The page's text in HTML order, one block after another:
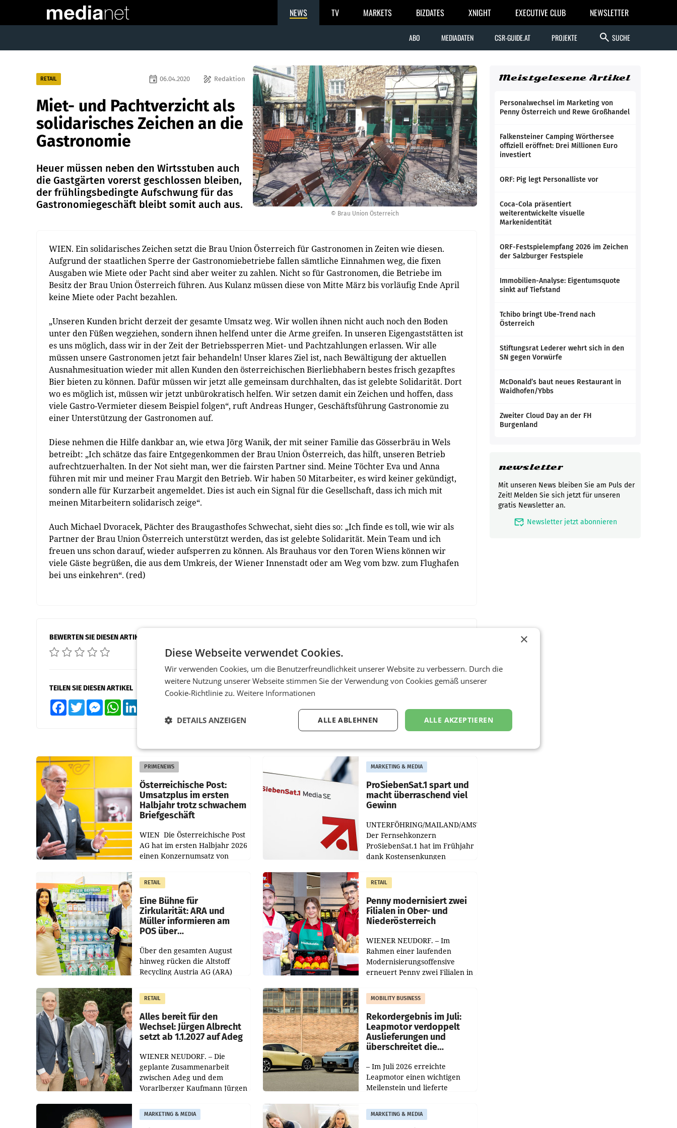
NEWS TV MARKETS BIZDATES XNIGHT EXECUTIVE CLUB NEWSLETTER
ABO MEDIADATEN CSR-GUIDE.AT PROJEKTE search SUCHE
© Brau Union Österreich
RETAIL draw Redaktion
event 06.04.2020
Miet- und Pachtverzicht als
solidarisches Zeichen an die
Gastronomie
Heuer müssen neben den Wirtsstuben auch
die Gastgärten vorerst geschlossen bleiben,
der frühlingsbedingte Aufschwung für das
Gastronomiegeschäft bleibt somit auch aus.
WIEN. Ein solidarisches Zeichen setzt die Brau Union Österreich für Gastronomen in Zeiten wie diesen.
Aufgrund der staatlichen Sperre der Gastronomiebetriebe fallen sämtliche Einnahmen weg, die fixen
Ausgaben wie Miete oder Pacht sind aber weiter zu zahlen. Nicht so für Gastronomen, die Betriebe im
Besitz der Brau Union Österreich führen. Aus Kulanz müssen diese von Mitte März bis vorläufig Ende April
keine Miete oder Pacht bezahlen.
„Unseren Kunden bricht derzeit der gesamte Umsatz weg. Wir wollen ihnen nicht auch noch den Boden
unter den Füßen wegziehen, sondern ihnen helfend unter die Arme greifen. In unseren Eigengaststätten ist
es uns möglich, dass wir in der Zeit der Betriebssperren Miet- und Pachtzahlungen erlassen. Wir alle
müssen unsere Gastronomen jetzt fair behandeln! Unser klares Ziel ist, nach Bewältigung der aktuellen
Ausnahmesituation wieder mit allen Kunden den österreichischen Bierliebhabern bestes frisch gezapftes
Bier bieten zu können. Dafür müssen wir jetzt alle gemeinsam durchhalten, das ist gelebte Solidarität. Dort
wo es möglich ist, müssen wir jetzt unbürokratisch helfen. Wir setzen damit ein Zeichen und hoffen, dass
viele Gastro-Vermieter diesem Beispiel folgen“, ruft Andreas Hunger, Geschäftsführung Gastronomie zu
einer Unterstützung der Gastronomen auf.
Diese nehmen die Hilfe dankbar an, wie etwa Jörg Wanik, der mit seiner Familie das Gösserbräu in Wels
betreibt: „Ich schätze das faire Entgegenkommen der Brau Union Österreich, das hilft, unseren Betrieb
aufrechtzuerhalten. In der Not sieht man, wer die fairsten Partner sind. Meine Töchter Eva und Anna
führen mit mir und meiner Frau Margit den Betrieb. Wir haben 50 Mitarbeiter, es wird keiner gekündigt,
sondern alle für Kurzarbeit angemeldet. Dies ist auch ein Signal für die Gesellschaft, dass ich mich mit
meinen Mitarbeitern solidarisch zeige“.
Auch Michael Dvoracek, Pächter des Braugasthofes Schwechat, sieht dies so: „Ich finde es toll, wie wir als
Partner der Brau Union Österreich unterstützt werden, das ist gelebte Solidarität. Mein Team und ich
freuen uns schon darauf, wieder aufsperren zu können. Als Brauhaus vor den Toren Wiens können wir
viele Gäste begrüßen, die aus dem Umkreis, der Wiener Innenstadt oder am Weg vom bzw. zum Flughafen
bei uns einkehren“. (red)
BEWERTEN SIE DIESEN ARTIKEL
TEILEN SIE DIESEN ARTIKEL
FacebookTwitter MessengerWhatsApp
PRIMENEWS
Österreichische Post:
Umsatzplus im ersten
Halbjahr trotz schwachem
Briefgeschäft
WIEN Die Österreichische Post
AG hat im ersten Halbjahr 2026
einen Konzernumsatz von
erwirtschaftet, was einem Plus
von 3,8 Prozent gegenüber
dem Vergleichszeitraum
MARKETING & MEDIA
ProSiebenSat.1 spart und
macht überraschend viel
Gewinn
UNTERFÖHRING/MAILAND/AMSTERDAM.
Der Fernsehkonzern
ProSiebenSat.1 hat im Frühjahr
dank Kostensenkungen
gemacht und die
Markterwartung deutlich
übertroffen.
RETAIL
Eine Bühne für
Zirkularität: ARA und
Müller informieren am
POS über
Über den gesamten August
hinweg rücken die Altstoff
Recycling Austria AG (ARA)
Müller die Initiative „Kreislauf-
Helden“ in allen
österreichischen Müller-Filialen
RETAIL
Penny modernisiert zwei
Filialen in Ober- und
Niederösterreich
WIENER NEUDORF. – Im
Rahmen einer laufenden
Modernisierungsoffensive
erneuert Penny zwei Filialen in
Die beiden Standorte liegen in
Haag sowie im rund
RETAIL
Alles bereit für den
Wechsel: Jürgen Albrecht
setzt ab 1.1.2027 auf Adeg
WIENER NEUDORF. – Die
geplante Zusammenarbeit
zwischen Adeg und dem
Vorarlberger Kaufmann Jürgen
freigegeben: Die
Bundeswettbewerbsbehörde
MOBILITY BUSINESS
Rekordergebnis im Juli:
Leapmotor verdoppelt
Auslieferungen und
überschreitet die
– Im Juli 2026 erreichte
Leapmotor einen wichtigen
Meilenstein und lieferte
aus, womit sich das Ergebnis
gegenüber Juli 2025 mehr als
MARKETING & MEDIA MARKETING & MEDIA
Meistgelesene Artikel
Personalwechsel im Marketing von
Penny Österreich und Rewe Großhandel
Falkensteiner Camping Wörthersee
offiziell eröffnet: Drei Millionen Euro
investiert
ORF: Pig legt Personalliste vor
Coca-Cola präsentiert
weiterentwickelte visuelle
Markenidentität
ORF-Festspielempfang 2026 im Zeichen
der Salzburger Festspiele
Immobilien-Analyse: Eigentumsquote
sinkt auf Tiefstand
Tchibo bringt Ube-Trend nach
Österreich
Stiftungsrat Lederer wehrt sich in den
SN gegen Vorwürfe
McDonald’s baut neues Restaurant in
Waidhofen/Ybbs
Zweiter Cloud Day an der FH
Burgenland
newsletter
Mit unseren News bleiben Sie am Puls der
Zeit! Melden Sie sich jetzt für unseren
gratis Newsletter an.
mark_email_read Newsletter jetzt abonnieren
×
Diese Webseite verwendet Cookies.
Wir verwenden Cookies, um die Benutzerfreundlichkeit unserer Website zu verbessern. Durch die
weitere Nutzung unserer Webseite stimmen Sie der Verwendung von Cookies gemäß unserer
Cookie-Richtlinie zu. Weitere Informationen
ALLE AKZEPTIEREN
ALLE ABLEHNEN
DETAILS ANZEIGEN